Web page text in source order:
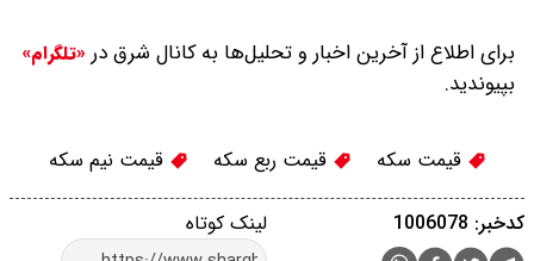
برای اطلاع از آخرین اخبار و تحلیل‌ها به کانال شرق در «تلگرام»
بپیوندید.
قیمت سکه قیمت ربع سکه قیمت نیم سکه
لینک کوتاه کدخبر: 1006078